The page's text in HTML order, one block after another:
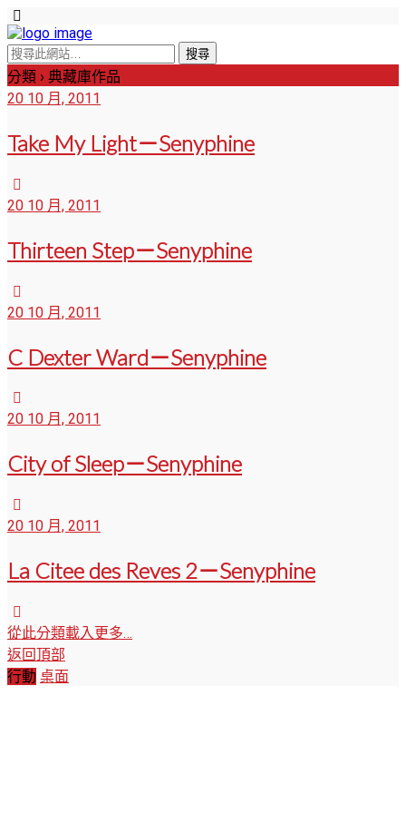
分類 › 典藏庫作品
20 10 月, 2011
Take My Light－Senyphine
20 10 月, 2011
Thirteen Step－Senyphine
20 10 月, 2011
C Dexter Ward－Senyphine
20 10 月, 2011
City of Sleep－Senyphine
20 10 月, 2011
La Citee des Reves 2－Senyphine
從此分類載入更多…
返回頂部
行動 桌面